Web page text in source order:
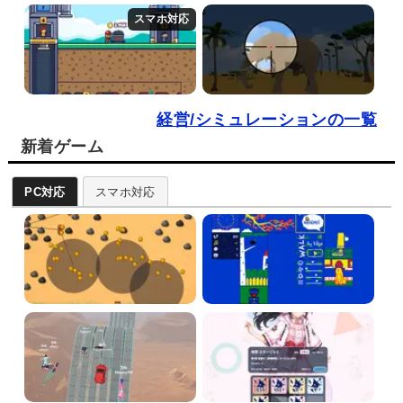
経営/シミュレーションの一覧
新着ゲーム
PC対応 スマホ対応